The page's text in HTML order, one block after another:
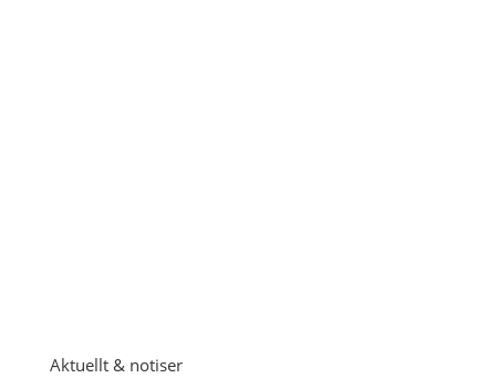
Aktuellt & notiser